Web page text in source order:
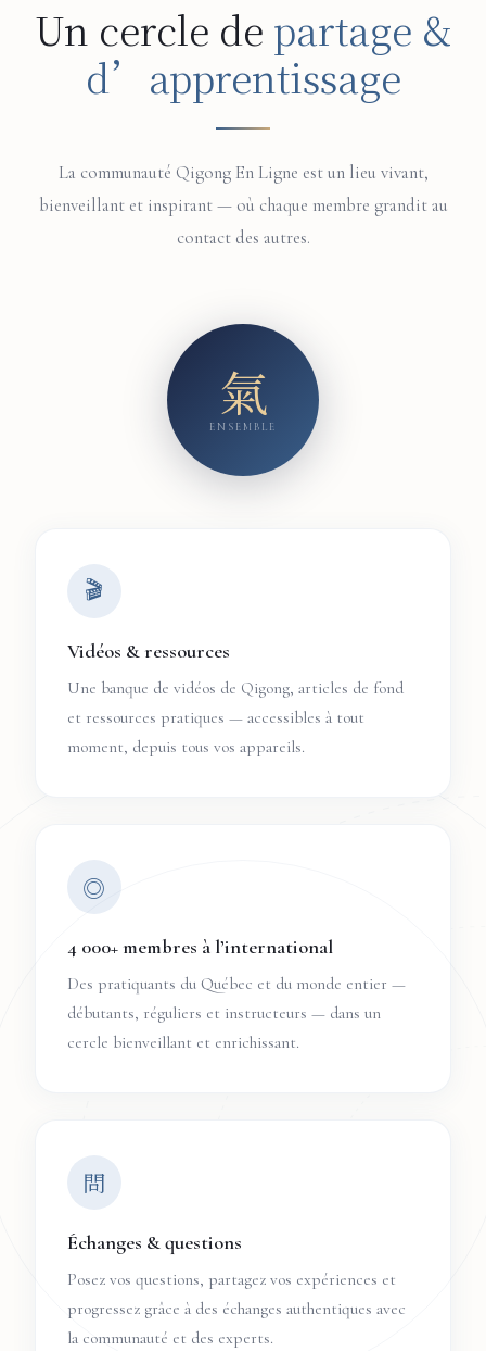
Un cercle de partage &
d’apprentissage
La communauté Qigong En Ligne est un lieu vivant,
bienveillant et inspirant — où chaque membre grandit au
contact des autres.
氣
ENSEMBLE
🎬
Vidéos & ressources
Une banque de vidéos de Qigong, articles de fond
et ressources pratiques — accessibles à tout
moment, depuis tous vos appareils.
◎
4 000+ membres à l’international
Des pratiquants du Québec et du monde entier —
débutants, réguliers et instructeurs — dans un
cercle bienveillant et enrichissant.
問
Échanges & questions
Posez vos questions, partagez vos expériences et
progressez grâce à des échanges authentiques avec
la communauté et des experts.